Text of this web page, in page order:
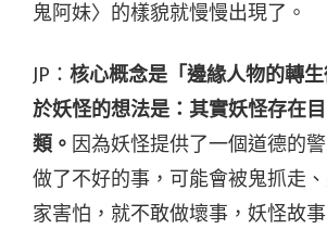
鬼阿妹〉的樣貌就慢慢出現了。
JP： 核心概念是「邊緣人物的轉
於妖怪的想法是：其實妖怪存在
類。 因為妖怪提供了一個道德的
做了不好的事，可能會被鬼抓走
家害怕，就不敢做壞事，妖怪故